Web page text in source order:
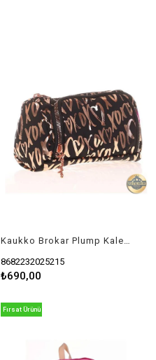
8682232025215
₺690,00
Fırsat Ürünü